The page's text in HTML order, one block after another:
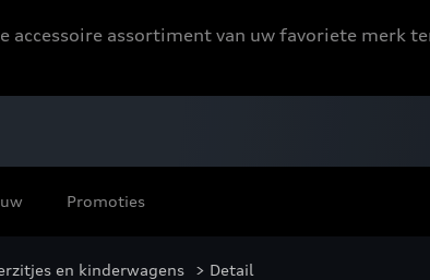
accessoire assortiment van uw favoriete merk
Promoties
en kinderwagens > Detail